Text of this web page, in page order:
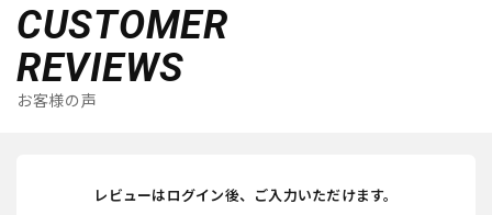
CUSTOMER
REVIEWS
お客様の声
レビューはログイン後、ご入力いただけます。